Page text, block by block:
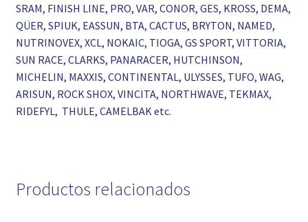
SRAM, FINISH LINE, PRO, VAR, CONOR, GES, KROSS, DEMA,
QÜER, SPIUK, EASSUN, BTA, CACTUS, BRYTON, NAMED,
NUTRINOVEX, XCL, NOKAIC, TIOGA, GS SPORT, VITTORIA,
SUN RACE, CLARKS, PANARACER, HUTCHINSON,
MICHELIN, MAXXIS, CONTINENTAL, ULYSSES, TUFO, WAG,
ARISUN, ROCK SHOX, VINCITA, NORTHWAVE, TEKMAX,
RIDEFYL, THULE, CAMELBAK etc.
Productos relacionados